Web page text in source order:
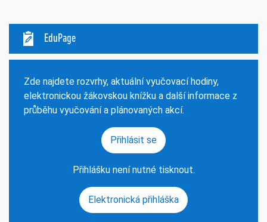
EduPage
Zde najdete rozvrhy, aktuální vyučovací hodiny,
elektronickou žákovskou knížku a další informace z
průběhu vyučování a plánovaných akcí.
Přihlásit se
Přihlášku není nutné tisknout.
Elektronická přihláška